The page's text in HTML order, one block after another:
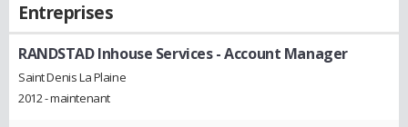
Entreprises
RANDSTAD Inhouse Services- Account Manager
Saint Denis La Plaine
2012 - maintenant